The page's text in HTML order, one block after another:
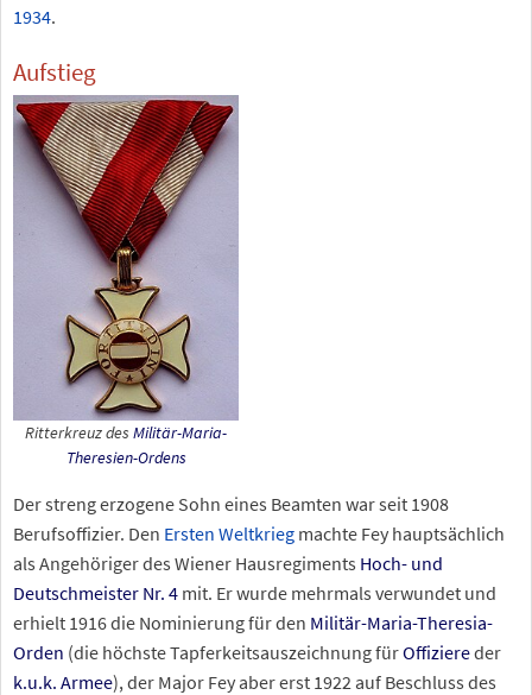
1934.
Aufstieg
Ritterkreuz des Militär-Maria-
Theresien-Ordens
Der streng erzogene Sohn eines Beamten war seit 1908
Berufsoffizier. Den Ersten Weltkrieg machte Fey hauptsächlich
als Angehöriger des Wiener Hausregiments Hoch- und
Deutschmeister Nr. 4 mit. Er wurde mehrmals verwundet und
erhielt 1916 die Nominierung für den Militär-Maria-Theresia-
Orden (die höchste Tapferkeitsauszeichnung fürOffiziereder
k.u.k. Armee), der Major Fey aber erst 1922 auf Beschluss des